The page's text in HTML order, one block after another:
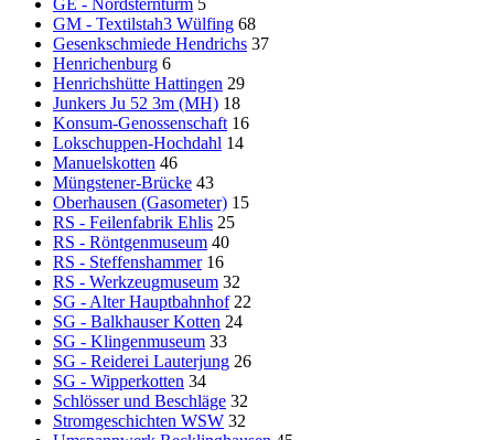
GE - Nordsternturm 5
GM - Textilstah3 Wülfing 68
Gesenkschmiede Hendrichs 37
Henrichenburg 6
Henrichshütte Hattingen 29
Junkers Ju 52 3m (MH) 18
Konsum-Genossenschaft 16
Lokschuppen-Hochdahl 14
Manuelskotten 46
Müngstener-Brücke 43
Oberhausen (Gasometer) 15
RS - Feilenfabrik Ehlis 25
RS - Röntgenmuseum 40
RS - Steffenshammer 16
RS - Werkzeugmuseum 32
SG - Alter Hauptbahnhof 22
SG - Balkhauser Kotten 24
SG - Klingenmuseum 33
SG - Reiderei Lauterjung 26
SG - Wipperkotten 34
Schlösser und Beschläge 32
Stromgeschichten WSW 32